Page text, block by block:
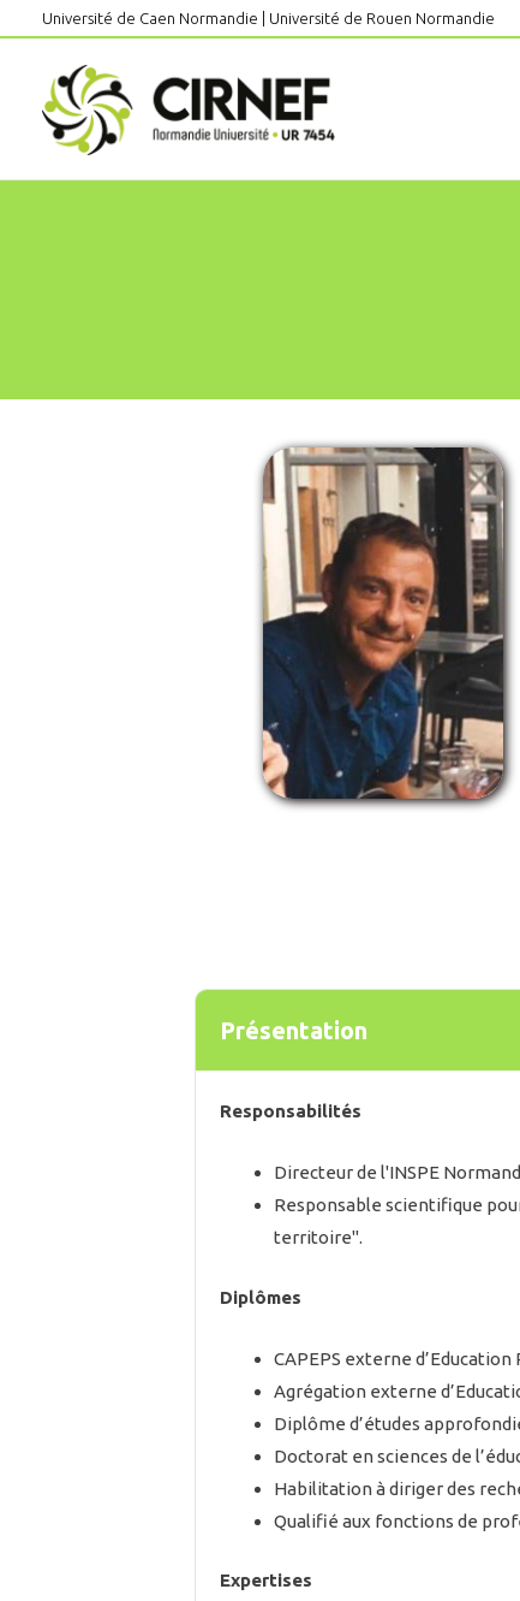
contenu
Université de Caen Normandie Université de Rouen Normandie
Présentation
Responsabilités
Directeur de l'INSPE
Responsable scientifique
territoire".
Diplômes
CAPEPS externe
Agrégation externe
Diplôme d’études
Doctorat en sciences de
Habilitation à diriger des
Qualifié aux fonctions de
Expertises